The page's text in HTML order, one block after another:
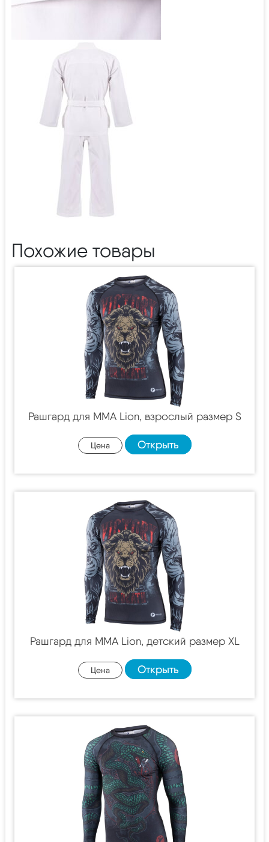
Похожие товары
Рашгард для MMA Lion, взрослый размер S
Цена Открыть
Рашгард для MMA Lion, детский размер XL
Цена Открыть